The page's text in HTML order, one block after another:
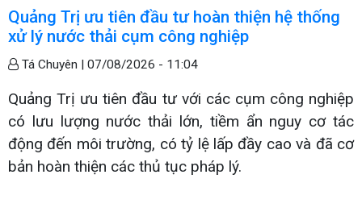
Quảng Trị ưu tiên đầu tư hoàn thiện hệ thống
xử lý nước thải cụm công nghiệp
Tá Chuyên | 07/08/2026 - 11:04
Quảng Trị ưu tiên đầu tư với các cụm công nghiệp
có lưu lượng nước thải lớn, tiềm ẩn nguy cơ tác
động đến môi trường, có tỷ lệ lấp đầy cao và đã cơ
bản hoàn thiện các thủ tục pháp lý.